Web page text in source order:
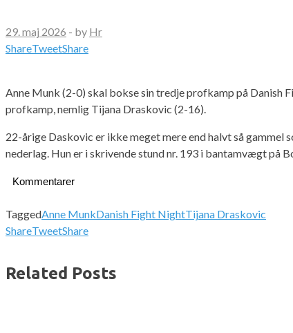
29. maj 2026 - by Hr
ShareTweetShare
Anne Munk (2-0) skal bokse sin tredje profkamp på Danish
profkamp, nemlig Tijana Draskovic (2-16).
22-årige Daskovic er ikke meget mere end halvt så gammel
nederlag. Hun er i skrivende stund nr. 193 i bantamvægt på
Kommentarer
TaggedAnne MunkDanish Fight NightTijana Draskovic
ShareTweetShare
Related Posts